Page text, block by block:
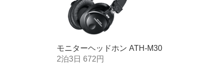
モニターヘッドホン ATH-M30
2泊3日 672円